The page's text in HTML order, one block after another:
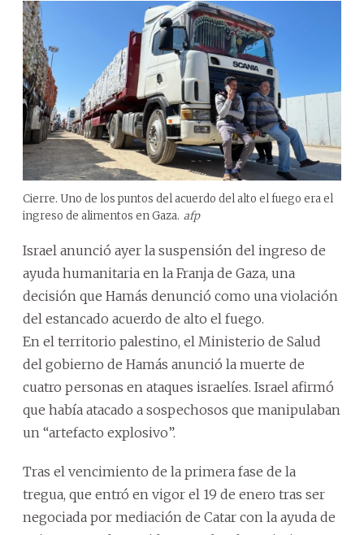
Cierre. Uno de los puntos del acuerdo del alto el fuego era el
ingreso de alimentos en Gaza. afp
Israel anunció ayer la suspensión del ingreso de
ayuda humanitaria en la Franja de Gaza, una
decisión que Hamás denunció como una violación
del estancado acuerdo de alto el fuego.
En el territorio palestino, el Ministerio de Salud
del gobierno de Hamás anunció la muerte de
cuatro personas en ataques israelíes. Israel afirmó
que había atacado a sospechosos que manipulaban
un “artefacto explosivo”.
Tras el vencimiento de la primera fase de la
tregua, que entró en vigor el 19 de enero tras ser
negociada por mediación de Catar con la ayuda de